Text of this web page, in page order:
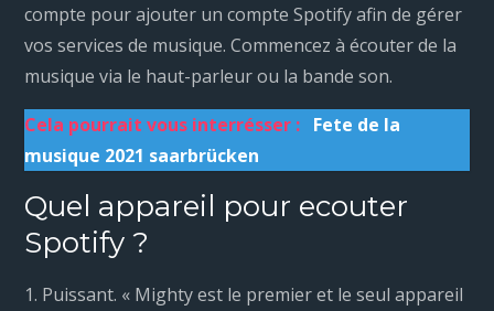
compte pour ajouter un compte Spotify afin de gérer
vos services de musique. Commencez à écouter de la
musique via le haut-parleur ou la bande son.
Cela pourrait vous interrésser : Fete de la
musique 2021 saarbrücken
Quel appareil pour ecouter
Spotify ?
1. Puissant. « Mighty est le premier et le seul appareil